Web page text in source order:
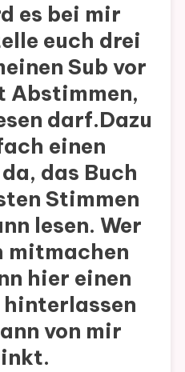
es bei mir
euch drei
Sub vor
Abstimmen,
darf.Dazu
einen
das Buch
Stimmen
lesen. Wer
mitmachen
hier einen
von mir